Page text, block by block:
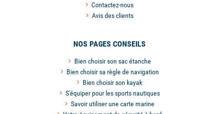
Contactez-nous
Avis des clients
NOS PAGES CONSEILS
Bien choisir son sac étanche
Bien choisir sa règle de navigation
Bien choisir son kayak
S'équiper pour les sports nautiques
Savoir utiliser une carte marine